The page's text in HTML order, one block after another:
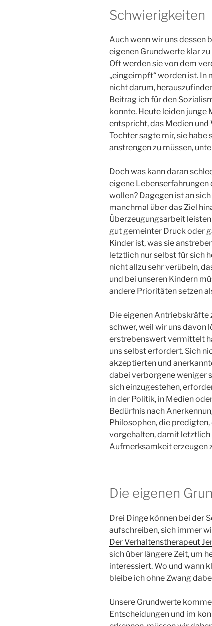
Schwierigkeiten
Auch wenn wir uns dessen
eigenen Grundwerte klar
Oft werden sie von dem
„eingeimpft“ worden ist. In
nicht darum,
Beitrag ich für den
konnte. Heute leiden junge
entspricht, das Medien
Tochter sagte mir, sie habe
anstrengen zu müssen,
Doch was kann daran
eigene Lebenserfahrungen
wollen? Dagegen ist an
manchmal über das Ziel
Überzeugungsarbeit
gut gemeinter Druck oder
Kinder ist, was sie
letztlich nur selbst für sich
nicht allzu sehr verübeln,
und bei unseren Kindern
andere Prioritäten setzen
Die eigenen Antriebskräfte
schwer, weil wir uns davon
erstrebenswert vermittelt
uns selbst erfordert. Sich
akzeptierten und
dabei verborgene weniger
sich einzugestehen,
in der Politik, in Medien
Bedürfnis nach
Philosophen, die predigten,
vorgehalten, damit
Aufmerksamkeit erzeugen
Die eigenen
Drei Dinge können bei der
aufschreiben, sich immer
Der Verhaltenstherapeut
sich über längere Zeit, um
interessiert. Wo und wann
bleibe ich ohne Zwang
Unsere Grundwerte
Entscheidungen und im